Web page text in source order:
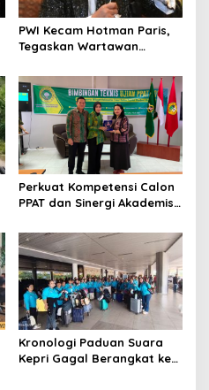
PWI Kecam Hotman Paris,
Tegaskan Wartawan
Perkuat Kompetensi Calon
PPAT dan Sinergi Akademis,
Bimtek Ujian PPAT 2026
Kronologi Paduan Suara
Kepri Gagal Berangkat ke